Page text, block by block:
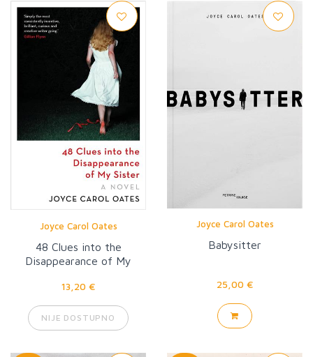
Joyce Carol Oates
48 Clues into the
Disappearance of My
13,20 €
NIJE DOSTUPNO
Joyce Carol Oates
Babysitter
25,00 €